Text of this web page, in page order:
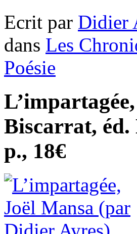
Ecrit par Didier
dans Les
Poésie
Biscarrat, éd.
p., 18€